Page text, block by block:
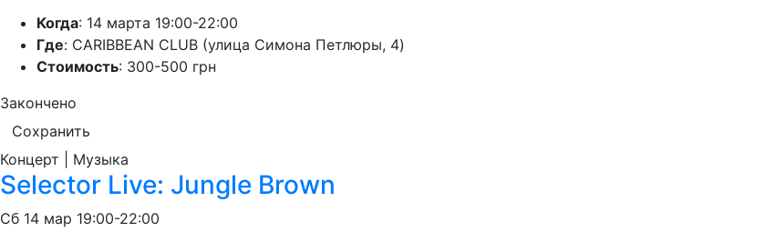
Когда: 14 марта 19:00-22:00
Где: CARIBBEAN CLUB (улица Симона Петлюры, 4)
Стоимость: 300-500 грн
Закончено
Сохранить
Концерт | Музыка
Selector Live: Jungle Brown
Сб 14 мар 19:00-22:00